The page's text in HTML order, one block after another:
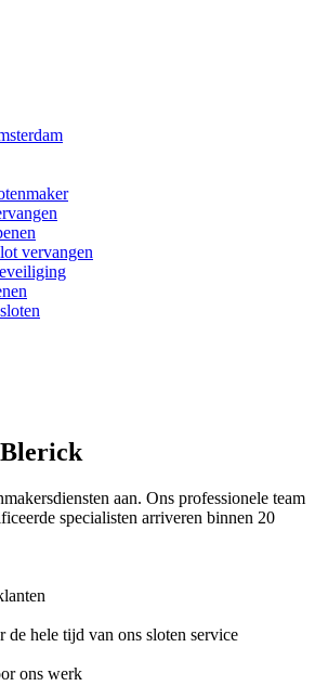
vervangen
aan. Ons professionele team
specialisten arriveren binnen 20
de hele tijd van ons sloten service
ons werk